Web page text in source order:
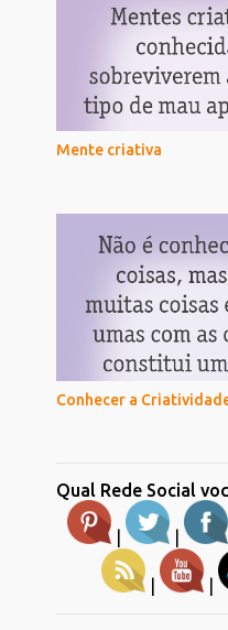
Mente criativa
Conhecer a
Qual Rede Social
| |
| |